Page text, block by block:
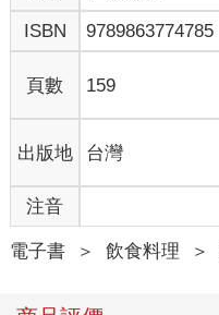
ISBN
9789863774785
頁數 159
出版地 台灣
注音
電子書 ＞ 飲食料理 ＞